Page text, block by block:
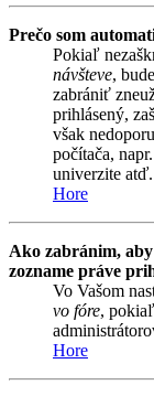
Prečo som
Pokiaľ
návšteve,
zabrániť
prihlásený,
však
počítača,
univerzite atď.
Hore
Ako zabránim,
zozname práve
Vo Vašom
vo fóre,
Hore